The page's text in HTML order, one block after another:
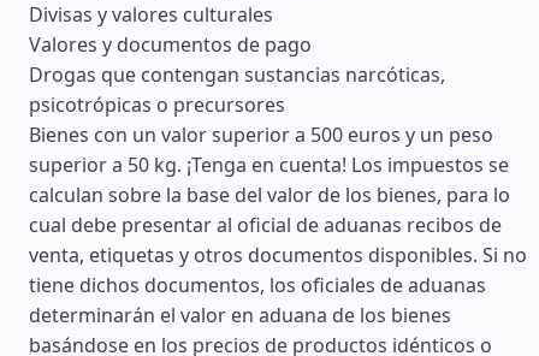
Divisas y valores culturales
Valores y documentos de pago
Drogas que contengan sustancias narcóticas,
psicotrópicas o precursores
Bienes con un valor superior a 500 euros y un peso
superior a 50 kg. ¡Tenga en cuenta! Los impuestos se
calculan sobre la base del valor de los bienes, para lo
cual debe presentar al oficial de aduanas recibos de
venta, etiquetas y otros documentos disponibles. Si no
tiene dichos documentos, los oficiales de aduanas
determinarán el valor en aduana de los bienes
basándose en los precios de productos idénticos o